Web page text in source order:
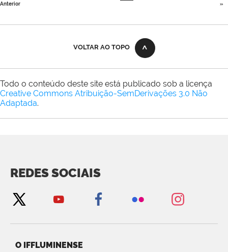
Anterior
»
VOLTAR AO TOPO
Todo o conteúdo deste site está publicado sob a licença
Creative Commons Atribuição-SemDerivações 3.0 Não
Adaptada.
REDES SOCIAIS
O IFFLUMINENSE